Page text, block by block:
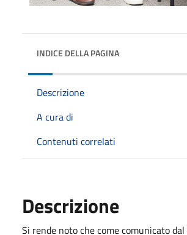
INDICE DELLA PAGINA
Descrizione
A cura di
Contenuti correlati
Descrizione
Si rende noto che come comunicato